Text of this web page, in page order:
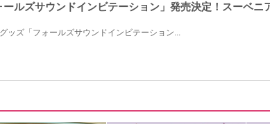
ルズサウンドインビテーション」発売決定！スーベニ
ッズ「フォールズサウンドインビテーション...